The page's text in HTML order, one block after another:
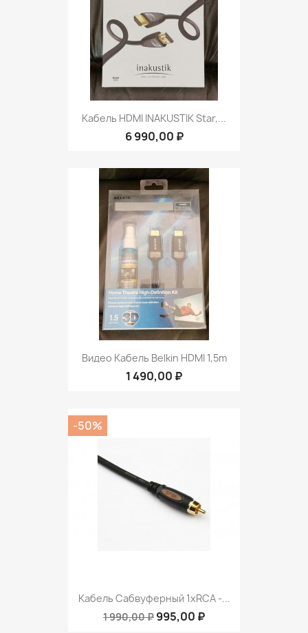
Кабель HDMI INAKUSTIK Star,...
6 990,00 ₽
Видео Кабель Belkin HDMI 1,5m
1 490,00 ₽
Кабель Сабвуферный 1xRCA -...
1 990,00 ₽ 995,00 ₽
-50%